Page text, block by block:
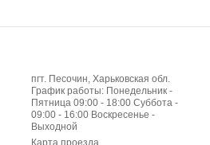
пгт. Песочин, Харьковская обл.
График работы: Понедельник -
Пятница 09:00 - 18:00 Суббота -
09:00 - 16:00 Воскресенье -
Выходной
Карта проезда